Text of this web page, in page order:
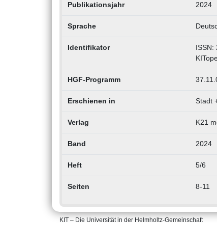
Publikationsjahr 2024
Sprache
Identifikator
ISSN:
HGF-Programm
Erschienen in Stadt
Verlag K21
Band 2024
Heft 5/6
Seiten 8-11
KIT – Die Universität in der Helmholtz-Gemeinschaft